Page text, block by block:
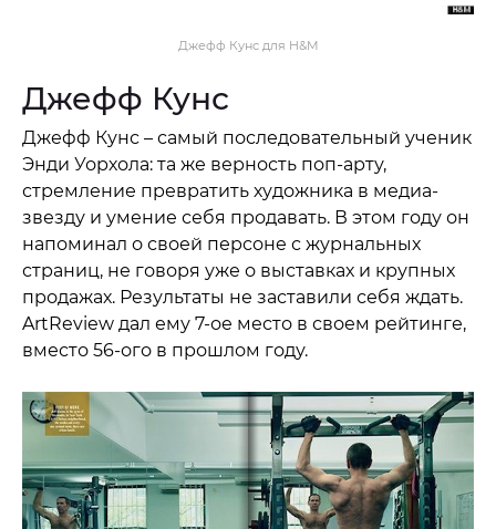
Джефф Кунс для H&M
Джефф Кунс
Джефф Кунс – самый последовательный ученик
Энди Уорхола: та же верность поп-арту,
стремление превратить художника в медиа-
звезду и умение себя продавать. В этом году он
напоминал о своей персоне с журнальных
страниц, не говоря уже о выставках и крупных
продажах. Результаты не заставили себя ждать.
ArtReview дал ему 7-ое место в своем рейтинге,
вместо 56-ого в прошлом году.